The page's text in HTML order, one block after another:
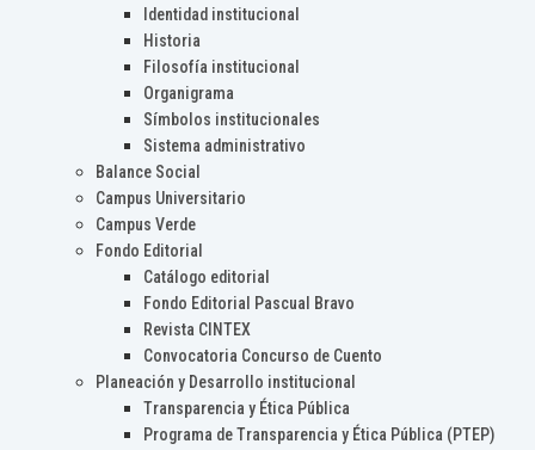
Identidad institucional
Historia
Filosofía institucional
Organigrama
Símbolos institucionales
Sistema administrativo
Balance Social
Campus Universitario
Campus Verde
Fondo Editorial
Catálogo editorial
Fondo Editorial Pascual Bravo
Revista CINTEX
Convocatoria Concurso de Cuento
Planeación y Desarrollo institucional
Transparencia y Ética Pública
Programa de Transparencia y Ética Pública (PTEP)